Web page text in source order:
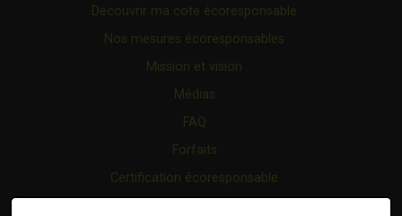
Découvrir ma cote écoresponsable
Nos mesures écoresponsables
Mission et vision
Médias
FAQ
Forfaits
Certification écoresponsable